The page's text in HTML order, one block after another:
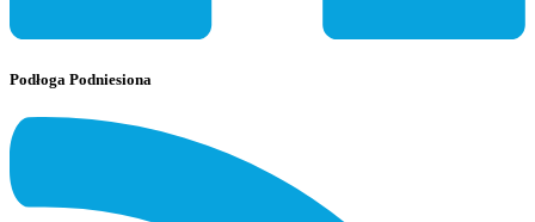
Podłoga Podniesiona